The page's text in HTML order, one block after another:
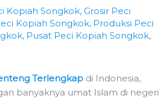
Kopiah Songkok,Grosir Peci
Kopiah Songkok, Produksi Peci
, Pusat Peci Kopiah Songkok,
Terlengkap di Indonesia,
banyaknya umat Islam di negeri